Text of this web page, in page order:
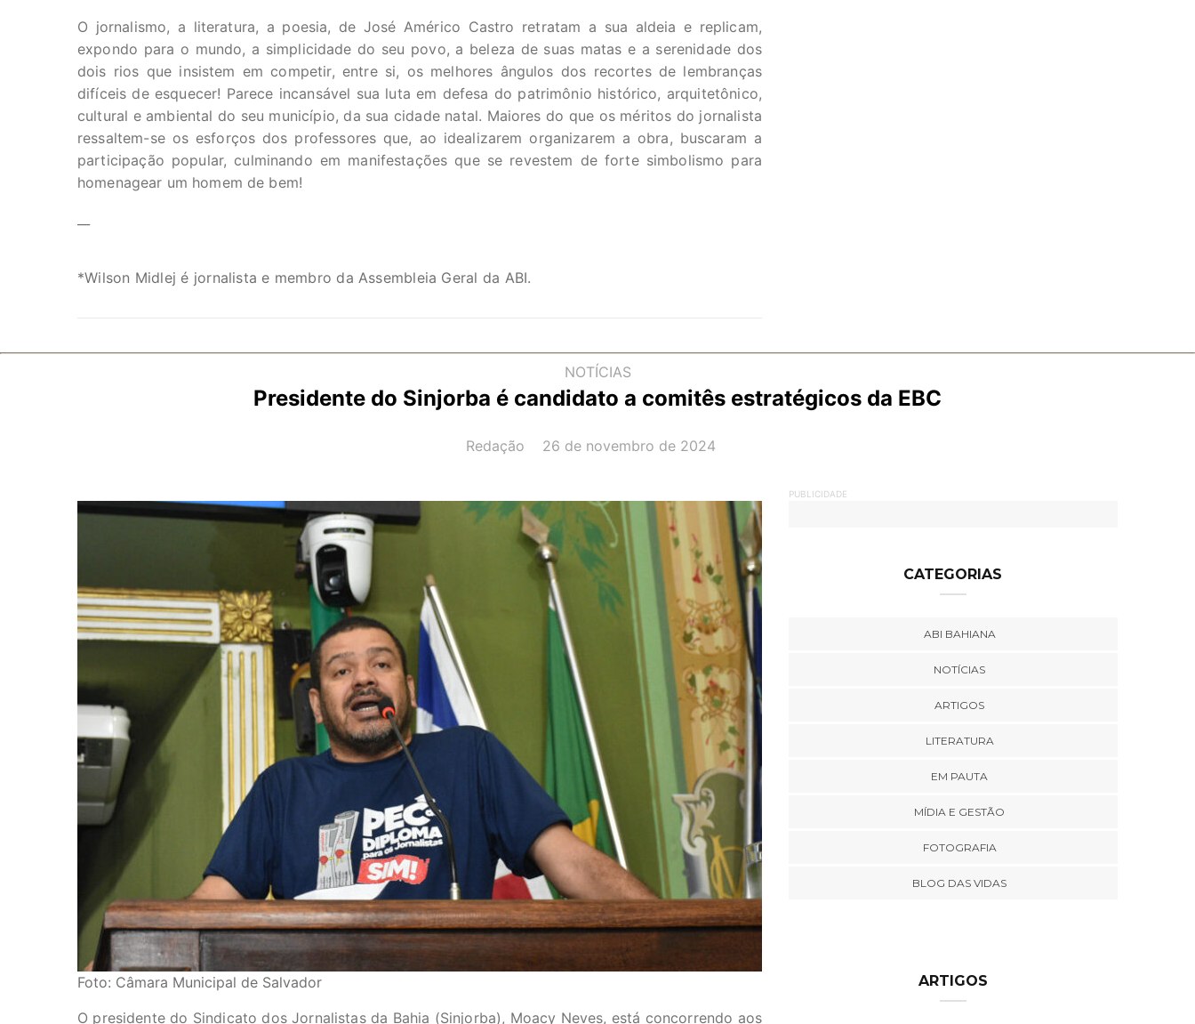
O jornalismo, a literatura, a poesia, de José Américo Castro retratam a sua aldeia e replicam,
expondo para o mundo, a simplicidade do seu povo, a beleza de suas matas e a serenidade dos
dois rios que insistem em competir, entre si, os melhores ângulos dos recortes de lembranças
difíceis de esquecer! Parece incansável sua luta em defesa do patrimônio histórico, arquitetônico,
cultural e ambiental do seu município, da sua cidade natal. Maiores do que os méritos do jornalista
ressaltem-se os esforços dos professores que, ao idealizarem organizarem a obra, buscaram a
participação popular, culminando em manifestações que se revestem de forte simbolismo para
homenagear um homem de bem!
*Wilson Midlej é jornalista e membro da Assembleia Geral da ABI.
NOTÍCIAS
Presidente do Sinjorba é candidato a comitês estratégicos da EBC
AUTOR(A):
Redação DATA:
26 de novembro de 2024
Foto: Câmara Municipal de Salvador
O presidente do Sindicato dos Jornalistas da Bahia (Sinjorba), Moacy Neves, está concorrendo aos
PUBLICIDADE
CATEGORIAS
ABI BAHIANA
NOTÍCIAS
ARTIGOS
LITERATURA
EM PAUTA
MÍDIA E GESTÃO
FOTOGRAFIA
BLOG DAS VIDAS
ARTIGOS